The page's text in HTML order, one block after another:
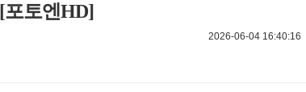
포토엔HD]
2026-06-04 16:40:16